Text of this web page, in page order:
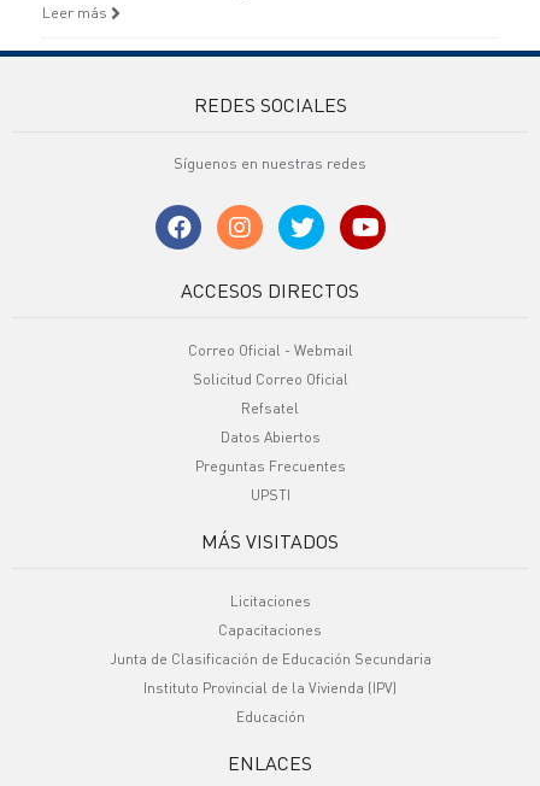
Leer más
REDES SOCIALES
Síguenos en nuestras redes
ACCESOS DIRECTOS
Correo Oficial - Webmail
Solicitud Correo Oficial
Refsatel
Datos Abiertos
Preguntas Frecuentes
UPSTI
MÁS VISITADOS
Licitaciones
Capacitaciones
Junta de Clasificación de Educación Secundaria
Instituto Provincial de la Vivienda (IPV)
Educación
ENLACES